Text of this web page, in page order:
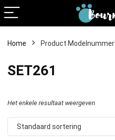
Home Product Modelnummer
SET261
Het enkele resultaat weergeven
Standaard sortering